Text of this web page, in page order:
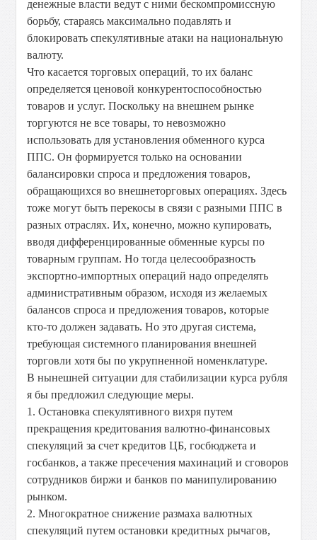
денежные власти ведут с ними бескомпромиссную
борьбу, стараясь максимально подавлять и
блокировать спекулятивные атаки на национальную
валюту.
Что касается торговых операций, то их баланс
определяется ценовой конкурентоспособностью
товаров и услуг. Поскольку на внешнем рынке
торгуются не все товары, то невозможно
использовать для установления обменного курса
ППС. Он формируется только на основании
балансировки спроса и предложения товаров,
обращающихся во внешнеторговых операциях. Здесь
тоже могут быть перекосы в связи с разными ППС в
разных отраслях. Их, конечно, можно купировать,
вводя дифференцированные обменные курсы по
товарным группам. Но тогда целесообразность
экспортно-импортных операций надо определять
административным образом, исходя из желаемых
балансов спроса и предложения товаров, которые
кто-то должен задавать. Но это другая система,
требующая системного планирования внешней
торговли хотя бы по укрупненной номенклатуре.
В нынешней ситуации для стабилизации курса рубля
я бы предложил следующие меры.
1. Остановка спекулятивного вихря путем
прекращения кредитования валютно-финансовых
спекуляций за счет кредитов ЦБ, госбюджета и
госбанков, а также пресечения махинаций и сговоров
сотрудников биржи и банков по манипулированию
рынком.
2. Многократное снижение размаха валютных
спекуляций путем остановки кредитных рычагов,